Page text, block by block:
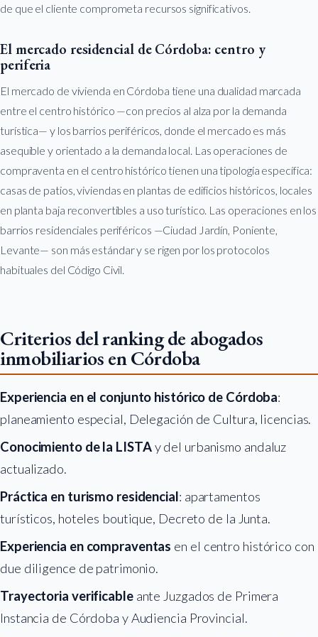
de que el cliente comprometa recursos significativos.
El mercado residencial de Córdoba: centro y
periferia
El mercado de vivienda en Córdoba tiene una dualidad marcada
entre el centro histórico —con precios al alza por la demanda
turística— y los barrios periféricos, donde el mercado es más
asequible y orientado a la demanda local. Las operaciones de
compraventa en el centro histórico tienen una tipología específica:
casas de patios, viviendas en plantas de edificios históricos, locales
en planta baja reconvertibles a uso turístico. Las operaciones en los
barrios residenciales periféricos —Ciudad Jardín, Poniente,
Levante— son más estándar y se rigen por los protocolos
habituales del Código Civil.
Criterios del ranking de abogados
inmobiliarios en Córdoba
Experiencia en el conjunto histórico de Córdoba:
planeamiento especial, Delegación de Cultura, licencias.
Conocimiento de la LISTAy del urbanismo andaluz
actualizado.
Práctica en turismo residencial: apartamentos
turísticos, hoteles boutique, Decreto de la Junta.
Experiencia en compraventas en el centro histórico con
due diligence de patrimonio.
Trayectoria verificableante Juzgados de Primera
Instancia de Córdoba y Audiencia Provincial.